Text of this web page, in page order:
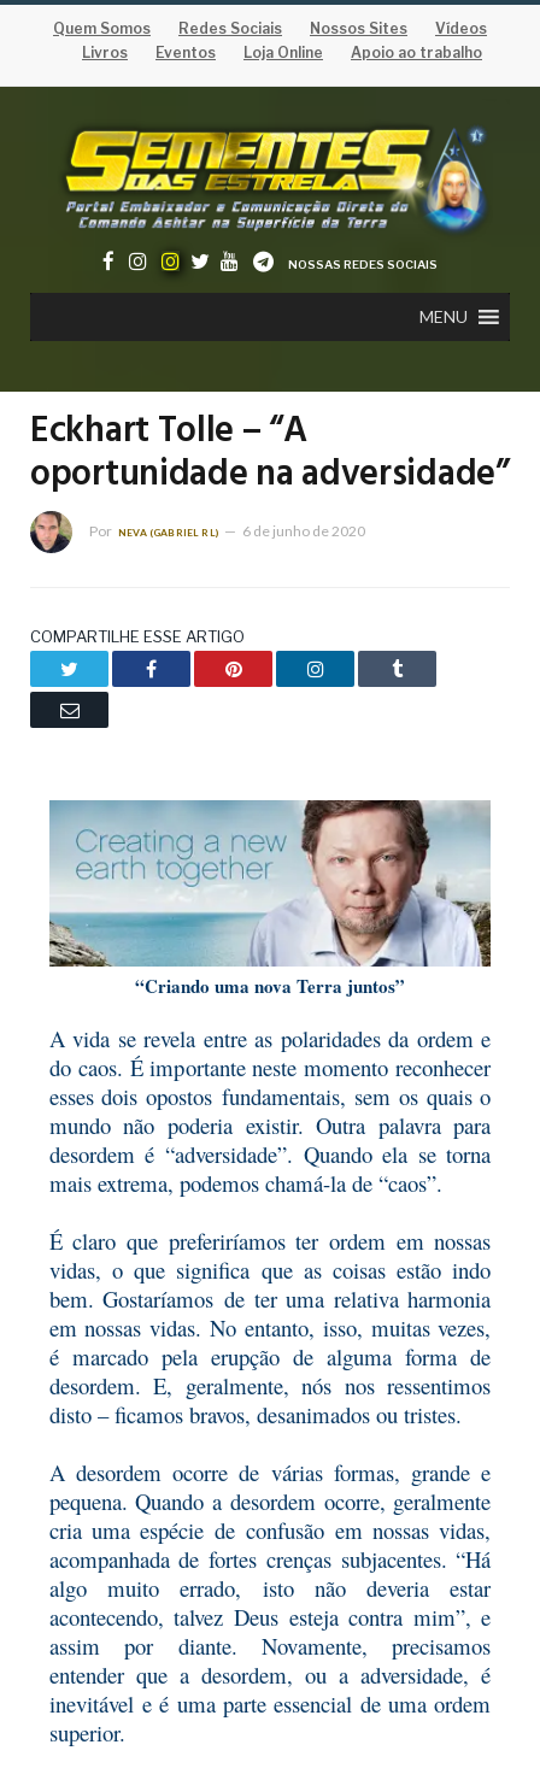
Quem Somos Redes Sociais Nossos Sites
Vídeos
Livros
Eventos Loja Online Apoio ao trabalho
NOSSAS REDES SOCIAIS
MENU
Eckhart Tolle – “A
oportunidade na adversidade”
Por NEVA (GABRIEL RL) 6 de junho de 2020
COMPARTILHE ESSE ARTIGO
Facebook Pinterest LinkedIn Tumblr
Email
“Criando uma nova Terra juntos”
A vida se revela entre as polaridades da ordem e
do caos. É importante neste momento reconhecer
esses dois opostos fundamentais, sem os quais o
mundo não poderia existir. Outra palavra para
desordem é “adversidade”. Quando ela se torna
mais extrema, podemos chamá-la de “caos”.
É claro que preferiríamos ter ordem em nossas
vidas, o que significa que as coisas estão indo
bem. Gostaríamos de ter uma relativa harmonia
em nossas vidas. No entanto, isso, muitas vezes,
é marcado pela erupção de alguma forma de
desordem. E, geralmente, nós nos ressentimos
disto – ficamos bravos, desanimados ou tristes.
A desordem ocorre de várias formas, grande e
pequena. Quando a desordem ocorre, geralmente
cria uma espécie deconfusão em nossas vidas,
acompanhada de fortes crenças subjacentes. “Há
algo muito errado, isto não deveria estar
acontecendo, talvez Deus esteja contra mim”, e
assim por diante. Novamente, precisamos
entender que a desordem, ou a adversidade, é
inevitávele é uma parte essencial de uma ordem
superior.